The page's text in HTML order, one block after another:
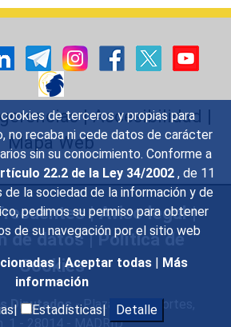
de terceros y propias para
no recaba ni cede datos de carácter
sin su conocimiento. Conforme a
22.2 de la Ley 34/2002 , de 11
de la sociedad de la información y de
pedimos su permiso para obtener
de su navegación por el sitio web
| Aceptar todas | Más
información
Estadísticas| Detalle
|Accesibilidad |
Mapa Web
|Aviso legal|
de datos|Política de
Cookies
Diputados- Plaza de las Cortes,
1 - 28014 - MADRID